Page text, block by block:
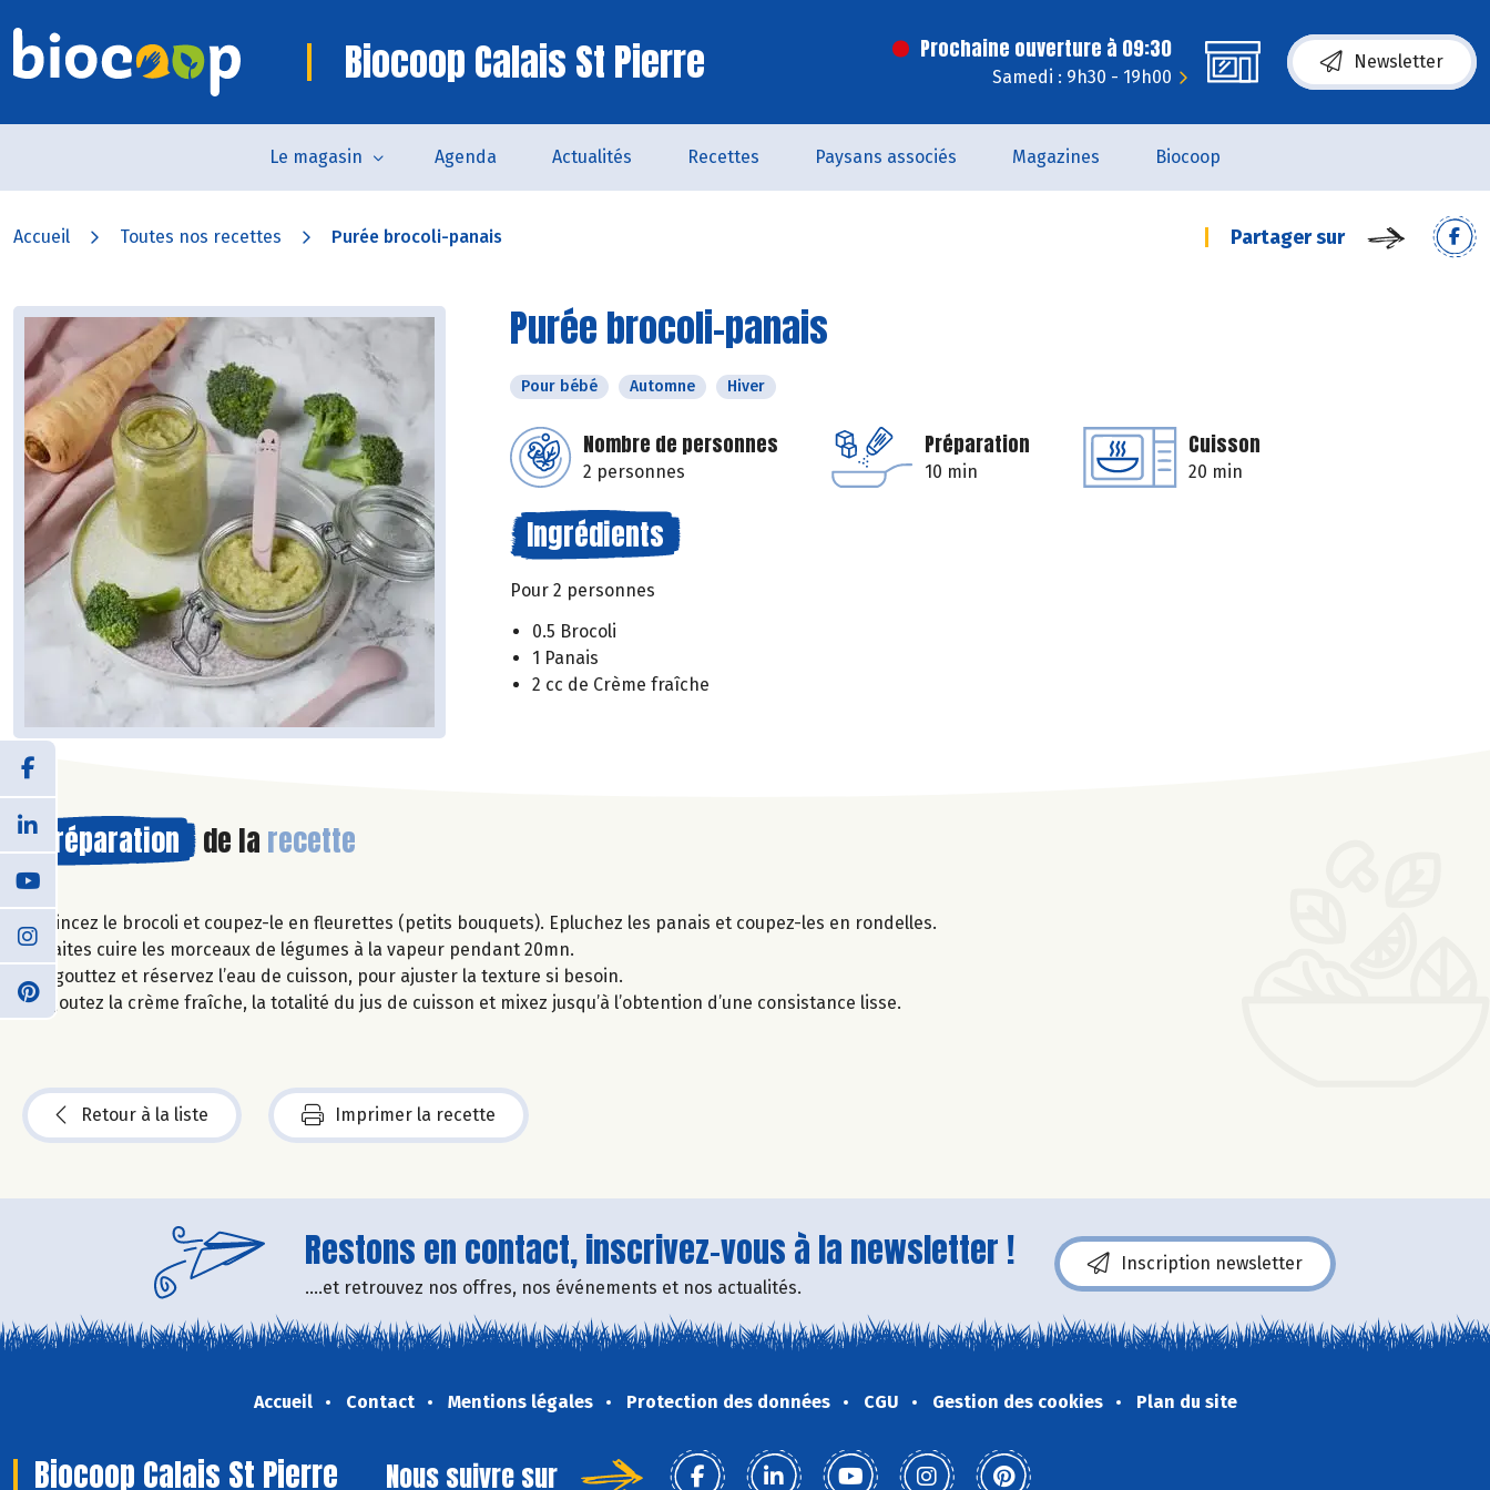
Biocoop Calais St Pierre Prochaine ouverture à 09:30
Samedi : 9h30 - 19h00
Newsletter
Le magasin Agenda Actualités Recettes Paysans associés Magazines Biocoop
Accueil Toutes nos recettes Purée brocoli-panais Partager sur
Purée brocoli-panais
Pour bébé Automne Hiver
Nombre de personnes
2 personnes
Préparation
10 min
Cuisson
20 min
Ingrédients
Pour 2 personnes
0.5 Brocoli
1 Panais
2 cc de Crème fraîche
Préparation de la recette
Rincez le brocoli et coupez-le en fleurettes (petits bouquets). Epluchez les panais et coupez-les en rondelles.
Faites cuire les morceaux de légumes à la vapeur pendant 20mn.
Egouttez et réservez l’eau de cuisson, pour ajuster la texture si besoin.
Ajoutez la crème fraîche, la totalité du jus de cuisson et mixez jusqu’à l’obtention d’une consistance lisse.
Retour à la liste Imprimer la recette
Restons en contact, inscrivez-vous à la newsletter !
....et retrouvez nos offres, nos événements et nos actualités.
Inscription newsletter
Accueil Contact Mentions légales Protection des données CGU Gestion des cookies Plan du site
Biocoop Calais St Pierre Nous suivre sur